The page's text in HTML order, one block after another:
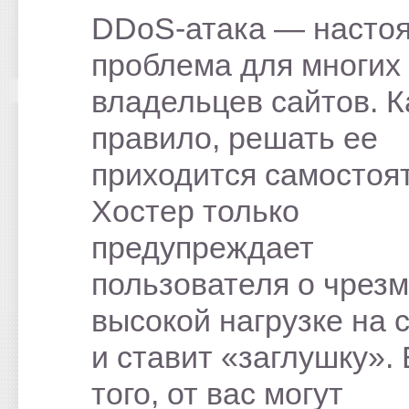
DDoS-атака —
проблема для многих
владельцев сайтов.
правило, решать ее
приходится
Хостер только
предупреждает
пользователя о
высокой нагрузке на
и ставит «заглушку».
того, от вас могут